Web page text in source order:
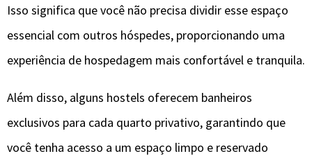
Isso significa que você não precisa dividir esse espaço
essencial com outros hóspedes, proporcionando uma
experiência de hospedagem mais confortável e tranquila.
Além disso, alguns hostels oferecem banheiros
exclusivos para cada quarto privativo, garantindo que
você tenha acesso a um espaço limpo e reservado